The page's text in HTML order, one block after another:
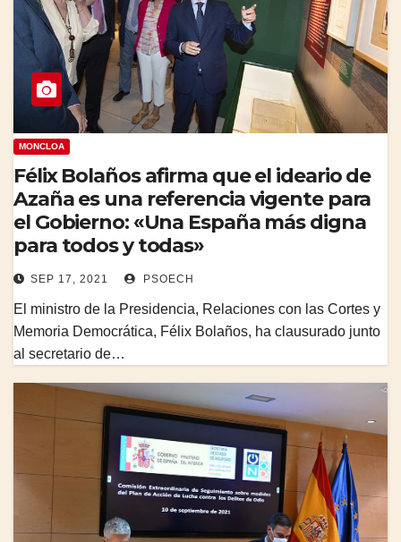
MONCLOA
Félix Bolaños afirma que el ideario de
Azaña es una referencia vigente para
el Gobierno: «Una España más digna
para todos y todas»
SEP 17, 2021 PSOECH
El ministro de la Presidencia, Relaciones con las Cortes y
Memoria Democrática, Félix Bolaños, ha clausurado junto
al secretario de…